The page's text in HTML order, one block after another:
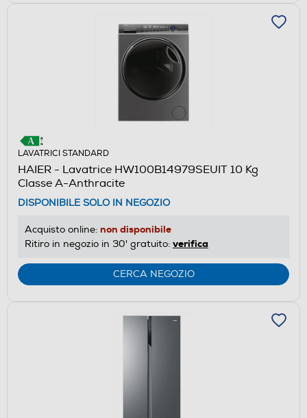
LAVATRICI STANDARD
HAIER - Lavatrice HW100B14979SEUIT 10 Kg
Classe A-Anthracite
DISPONIBILE SOLO IN NEGOZIO
Acquisto online: non disponibile
Ritiro in negozio in 30' gratuito: verifica
CERCA NEGOZIO